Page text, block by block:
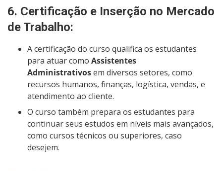
6. Certificação e Inserção no Mercado
de Trabalho:
A certificação do curso qualifica os estudantes
para atuar como Assistentes
Administrativosem diversos setores, como
recursos humanos, finanças, logística, vendas, e
atendimento ao cliente.
O curso também prepara os estudantes para
continuar seus estudos em níveis mais avançados,
como cursos técnicos ou superiores, caso
desejem.